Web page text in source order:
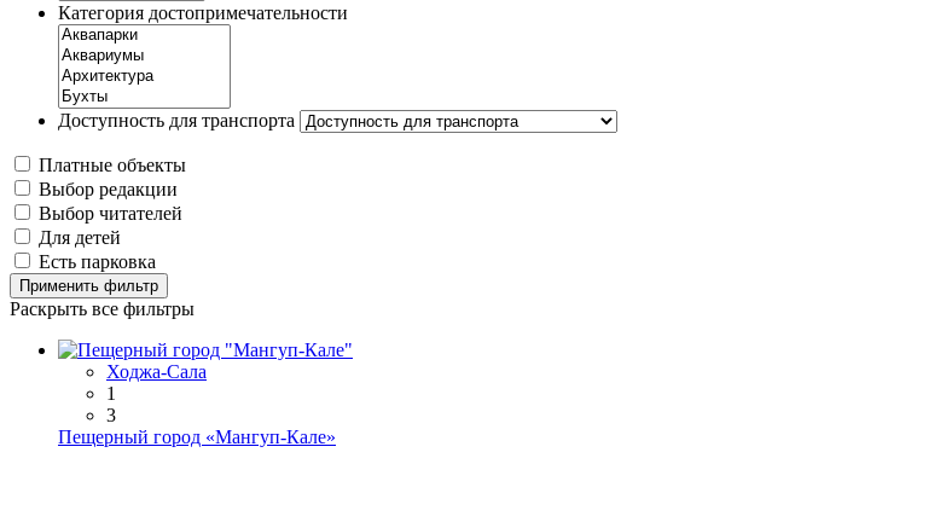
Категория достопримечательности
Доступность для транспорта
Платные объекты
Выбор редакции
Выбор читателей
Для детей
Есть парковка
Применить фильтр
Раскрыть все фильтры
Ходжа-Сала
1
3
Пещерный город «Мангуп-Кале»